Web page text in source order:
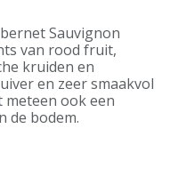
Sauvignon
van rood fruit,
kruiden en
en zeer smaakvol
meteen ook een
de bodem.